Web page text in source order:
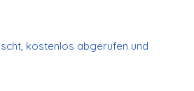
kostenlos abgerufen und